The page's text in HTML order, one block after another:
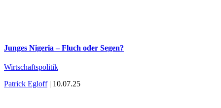
Junges Nigeria – Fluch oder Segen?
Wirtschaftspolitik
Patrick Egloff| 10.07.25